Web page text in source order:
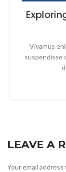
Vivamus
suspendisse
LEAVE A
Your email